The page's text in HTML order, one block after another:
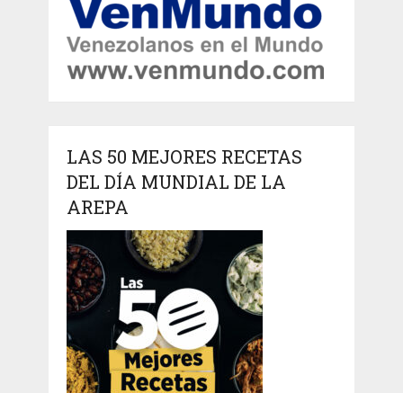
LAS 50 MEJORES RECETAS
DEL DÍA MUNDIAL DE LA
AREPA